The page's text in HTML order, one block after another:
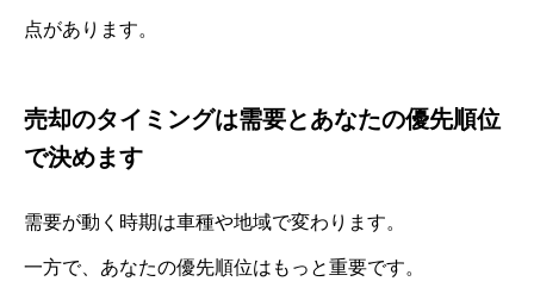
点があります。
売却のタイミングは需要とあなたの優先順位
で決めます
需要が動く時期は車種や地域で変わります。
一方で、あなたの優先順位はもっと重要です。